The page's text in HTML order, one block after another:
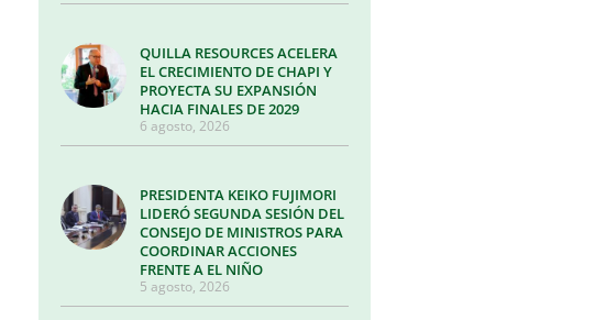
QUILLA RESOURCES ACELERA
EL CRECIMIENTO DE CHAPI Y
PROYECTA SU EXPANSIÓN
HACIA FINALES DE 2029
6 agosto, 2026
PRESIDENTA KEIKO FUJIMORI
LIDERÓ SEGUNDA SESIÓN DEL
CONSEJO DE MINISTROS PARA
COORDINAR ACCIONES
FRENTE A EL NIÑO
5 agosto, 2026